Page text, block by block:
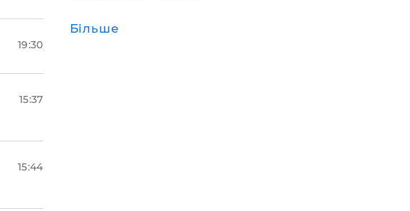
19:30
15:37
15:44
Більше